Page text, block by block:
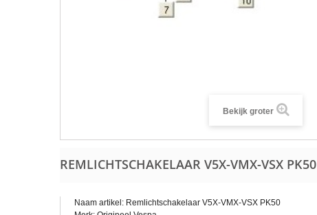
Bekijk groter
REMLICHTSCHAKELAAR V5X-VMX-VSX PK50
Naam artikel: Remlichtschakelaar V5X-VMX-VSX PK50